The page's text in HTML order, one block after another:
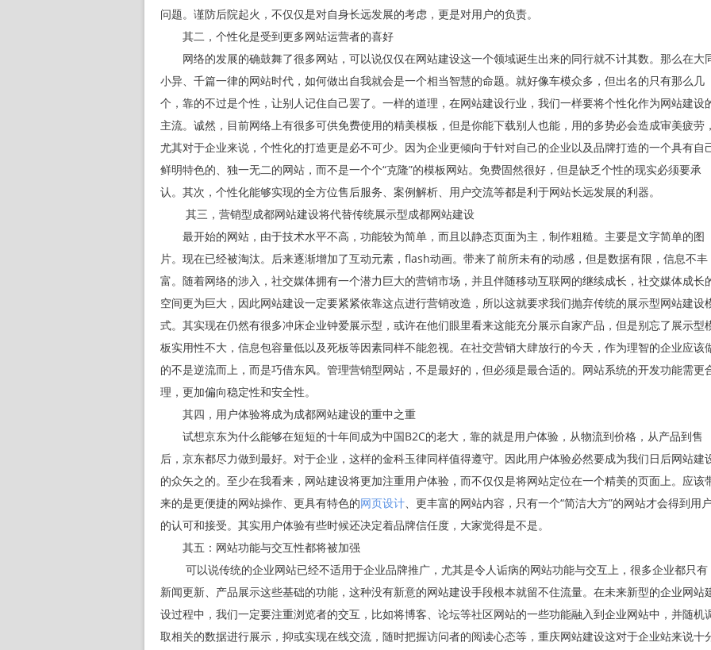
问题。谨防后院起火，不仅仅是对自身长远发展的考虑，更是对用户的负责。
其二，个性化是受到更多网站运营者的喜好
网络的发展的确鼓舞了很多网站，可以说仅仅在网站建设这一个领域诞生出来的同行就不计其数。那么在大
小异、千篇一律的网站时代，如何做出自我就会是一个相当智慧的命题。就好像车模众多，但出名的只有那么几
个，靠的不过是个性，让别人记住自己罢了。一样的道理，在网站建设行业，我们一样要将个性化作为网站建设
主流。诚然，目前网络上有很多可供免费使用的精美模板，但是你能下载别人也能，用的多势必会造成审美疲劳，
尤其对于企业来说，个性化的打造更是必不可少。因为企业更倾向于针对自己的企业以及品牌打造的一个具有自
鲜明特色的、独一无二的网站，而不是一个个“克隆”的模板网站。免费固然很好，但是缺乏个性的现实必须要承
认。其次，个性化能够实现的全方位售后服务、案例解析、用户交流等都是利于网站长远发展的利器。
其三，营销型成都网站建设将代替传统展示型成都网站建设
最开始的网站，由于技术水平不高，功能较为简单，而且以静态页面为主，制作粗糙。主要是文字简单的图
片。现在已经被淘汰。后来逐渐增加了互动元素，flash动画。带来了前所未有的动感，但是数据有限，信息不丰
富。随着网络的涉入，社交媒体拥有一个潜力巨大的营销市场，并且伴随移动互联网的继续成长，社交媒体成长
空间更为巨大，因此网站建设一定要紧紧依靠这点进行营销改造，所以这就要求我们抛弃传统的展示型网站建设
式。其实现在仍然有很多冲床企业钟爱展示型，或许在他们眼里看来这能充分展示自家产品，但是别忘了展示型
板实用性不大，信息包容量低以及死板等因素同样不能忽视。在社交营销大肆放行的今天，作为理智的企业应该
的不是逆流而上，而是巧借东风。管理营销型网站，不是最好的，但必须是最合适的。网站系统的开发功能需更
理，更加偏向稳定性和安全性。
其四，用户体验将成为成都网站建设的重中之重
试想京东为什么能够在短短的十年间成为中国B2C的老大，靠的就是用户体验，从物流到价格，从产品到售
后，京东都尽力做到最好。对于企业，这样的金科玉律同样值得遵守。因此用户体验必然要成为我们日后网站建
的众矢之的。至少在我看来，网站建设将更加注重用户体验，而不仅仅是将网站定位在一个精美的页面上。应该
来的是更便捷的网站操作、更具有特色的网页设计、更丰富的网站内容，只有一个“简洁大方”的网站才会得到用户
的认可和接受。其实用户体验有些时候还决定着品牌信任度，大家觉得是不是。
其五：网站功能与交互性都将被加强
可以说传统的企业网站已经不适用于企业品牌推广，尤其是令人诟病的网站功能与交互上，很多企业都只有
新闻更新、产品展示这些基础的功能，这种没有新意的网站建设手段根本就留不住流量。在未来新型的企业网站
设过程中，我们一定要注重浏览者的交互，比如将博客、论坛等社区网站的一些功能融入到企业网站中，并随机
取相关的数据进行展示，抑或实现在线交流，随时把握访问者的阅读心态等，重庆网站建设这对于企业站来说十